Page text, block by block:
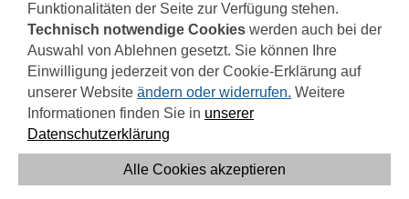
Funktionalitäten der Seite zur Verfügung stehen.
Technisch notwendige Cookies werden auch bei der
Auswahl von Ablehnen gesetzt. Sie können Ihre
Einwilligung jederzeit von der Cookie-Erklärung auf
unserer Website ändern oder widerrufen. Weitere
Informationen finden Sie in unserer
Datenschutzerklärung
Alle Cookies akzeptieren
Provisoriumsbetrieb
Die Kläranlage Untere Ahr mit einer Ausbaugröße
für 115.000 Einwohnerwerte, einem großen
Einzugsgebiet und vielen angeschlossenen
Kommunen ist die größte im gesamten Ahrtal. Bei
der Flutkatastrophe am 14./15. Juli 2021 wurden
Maschinen und technische Ausrüstung völlig
zerstört, faktisch stand nur noch der Rohbau.